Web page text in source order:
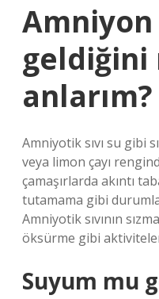
Amniyon
geldiğini
anlarım?
Amniyotik sıvı su gibi
veya limon çayı
çamaşırlarda akıntı
tutamama gibi
Amniyotik sıvının
öksürme gibi
Suyum mu